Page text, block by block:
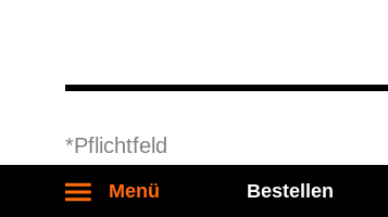
Menü Bestellen
*Pflicht­feld